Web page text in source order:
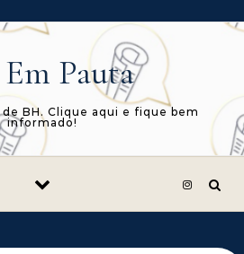
Pauta
BH. Clique aqui e fique bem
informado!